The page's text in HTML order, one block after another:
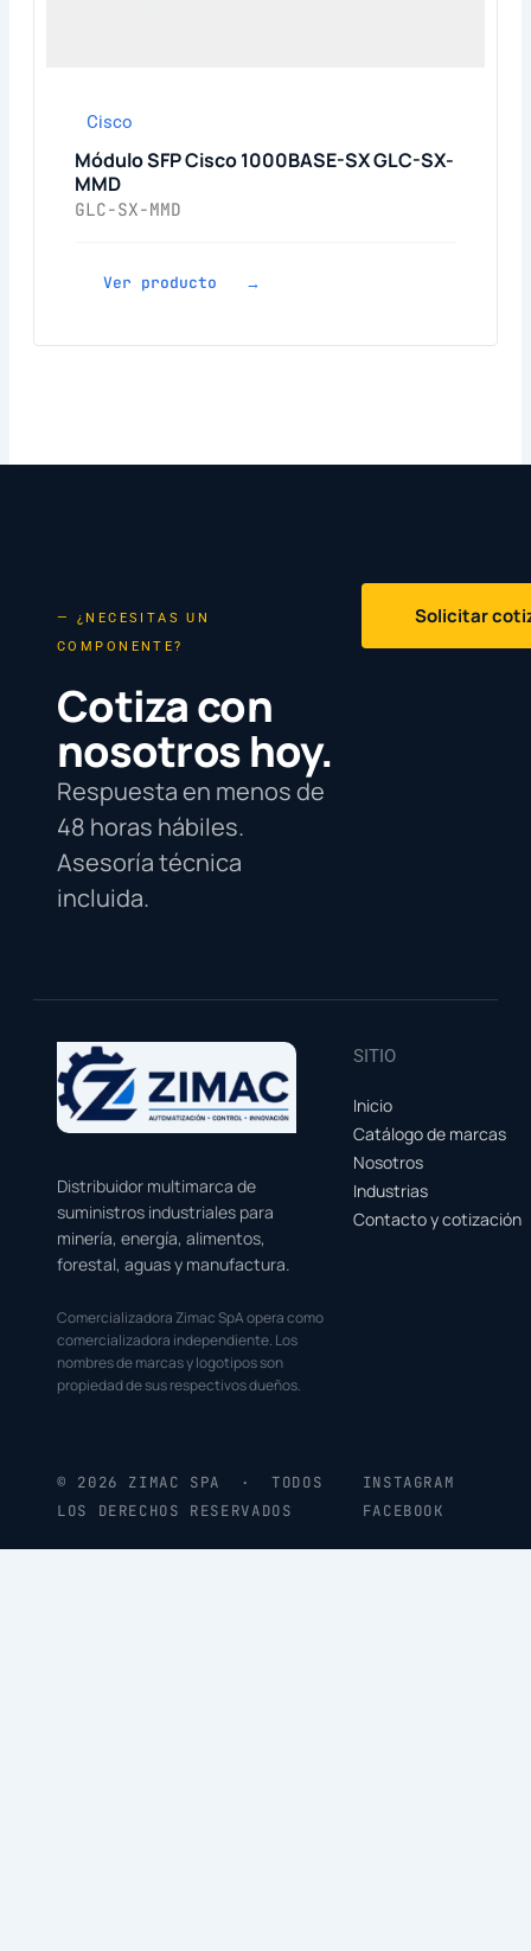
Cisco
Módulo SFP Cisco 1000BASE-SX GLC-SX-
MMD
GLC-SX-MMD
Ver producto →
— ¿NECESITAS UN
COMPONENTE?
Cotiza con
nosotros hoy.
Respuesta en menos de
48 horas hábiles.
Asesoría técnica
incluida.
Solicitar
Distribuidor multimarca de
suministros industriales para
minería, energía, alimentos,
forestal, aguas y manufactura.
Comercializadora Zimac SpA opera como
comercializadora independiente. Los
nombres de marcas y logotipos son
propiedad de sus respectivos dueños.
SITIO
Inicio
Catálogo de marcas
Nosotros
Industrias
Contacto y cotización
© 2026 ZIMAC SPA · TODOS
LOS DERECHOS RESERVADOS
INSTAGRAM
FACEBOOK